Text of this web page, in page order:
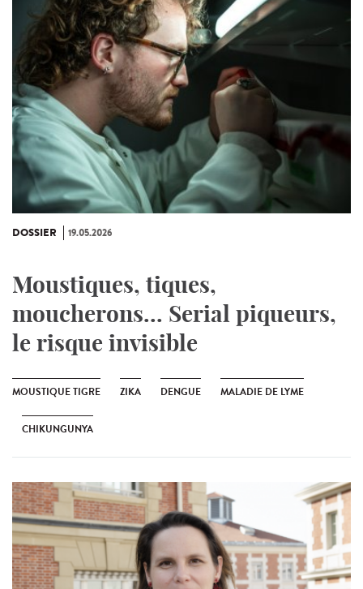
DOSSIER 19.05.2026
Moustiques, tiques,
moucherons... Serial piqueurs,
le risque invisible
MOUSTIQUE TIGRE ZIKA DENGUE MALADIE DE LYME
CHIKUNGUNYA